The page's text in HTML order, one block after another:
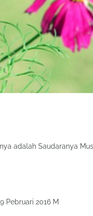
adalah Saudaranya
Pebruari 2016 M